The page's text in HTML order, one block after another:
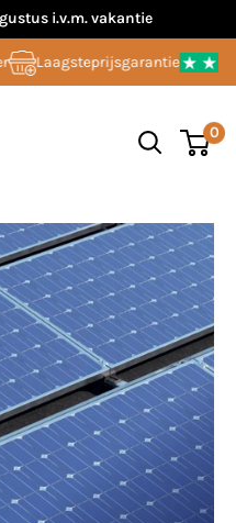
i.v.m. vakantie
Laagsteprijsgarantie
0